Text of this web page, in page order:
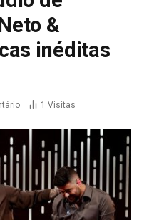
&
inéditas
1 Visitas